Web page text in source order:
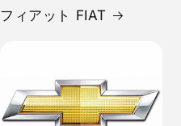
フィアット FIAT